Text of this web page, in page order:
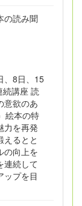
読み聞
、8日、15
続講座 読
意欲のあ
絵本の特
力を再発
えるとと
の向上を
連続して
ップを目